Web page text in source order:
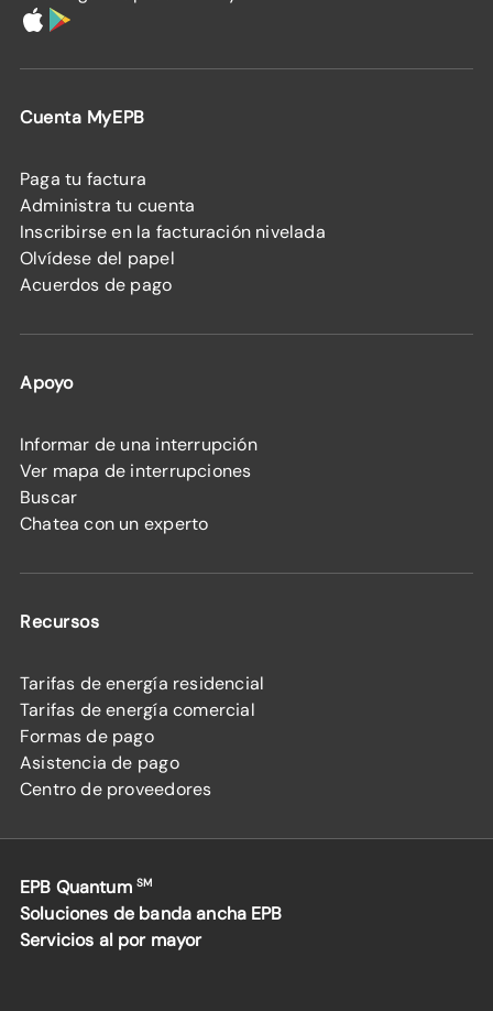
Cuenta MyEPB
Paga tu factura
Administra tu cuenta
Inscribirse en la facturación nivelada
Olvídese del papel
Acuerdos de pago
Apoyo
Informar de una interrupción
Ver mapa de interrupciones
Buscar
Chatea con un experto
Recursos
Tarifas de energía residencial
Tarifas de energía comercial
Formas de pago
Asistencia de pago
Centro de proveedores
EPB Quantum SM
Soluciones de banda ancha EPB
Servicios al por mayor